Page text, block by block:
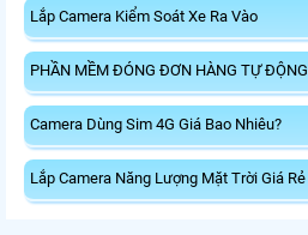
Lắp Camera Kiểm Soát Xe Ra Vào
PHẦN MỀM ĐÓNG ĐƠN HÀNG TỰ ĐỘNG
Camera Dùng Sim 4G Giá Bao Nhiêu?
Lắp Camera Năng Lượng Mặt Trời Giá Rẻ